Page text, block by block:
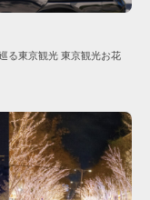
る東京観光 東京観光お花